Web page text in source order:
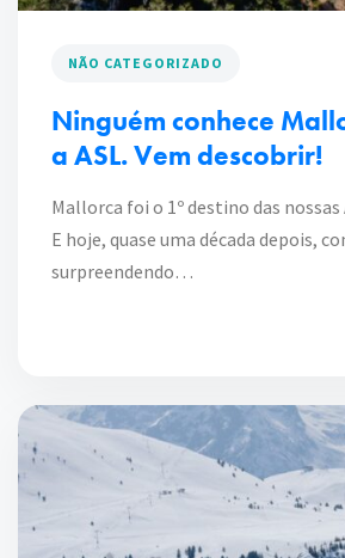
NÃO CATEGORIZADO
Ninguém conhece
a ASL. Vem descobrir!
Mallorca foi o 1º destino das nossas
E hoje, quase uma década depois,
surpreendendo…